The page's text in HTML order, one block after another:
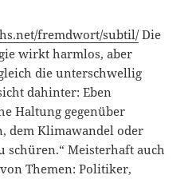
fremdwort/subtil/Die
wirkt harmlos, aber
die unterschwellig
dahinter: Eben
Haltung gegenüber
dem Klimawandel oder
schüren.“ Meisterhaft auch
Themen: Politiker,